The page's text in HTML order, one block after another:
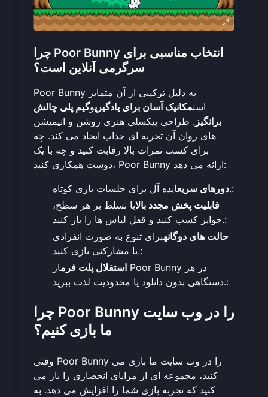
چرا Poor Bunny انتخاب مناسبی برای
سرگرمی آنلاین است؟
Poor Bunny به دلیل ترکیبی از آن متمایز
استمکانیک آسان برای یادگیریوگیم پلی چالش
برانگیز . طراحی پیکسلی هنری روشن و انیمیشن
های روان آن تجربه ای جذاب ایجاد می کند. چه
برای کسب نمرات بالا رقابت کنید و چه با یک
دوست همکاری کنید، Poor Bunny ارائه می دهد:
دورهای سریعایده آل برای جلسات بازی کوتاه.:
قابلیت پخش مجدد بالابا تسلط بر هر سطح،
جوایز کسب کنید و قفل لباس ها را باز کنید.:
حالت های دوگانهبرای تنوع به صورت انفرادی
یا مشارکتی بازی کنید.:
استقلال پلت فرماز Poor Bunny در هر
دستگاهی بدون دانلود یا محدودیت لذت ببرید.:
چرا Poor Bunny را در وب سایت
ما بازی کنیم؟
وقتی Poor Bunny را در وب سایت ما بازی می
کنید، مجموعه ای از مزایای انحصاری را باز می
کنید که تجربه بازی شما را افزایش می دهد. به